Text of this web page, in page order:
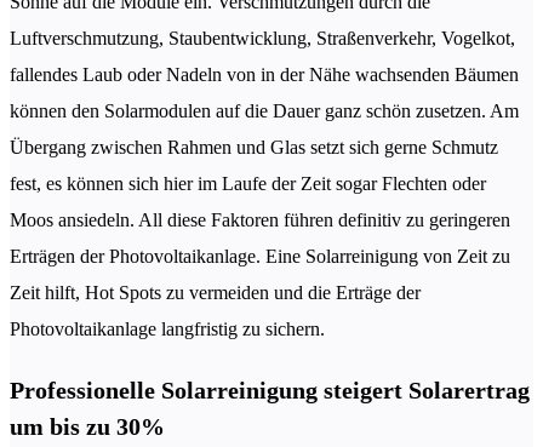
Luftverschmutzung, Staubentwicklung, Straßenverkehr, Vogelkot,
fallendes Laub oder Nadeln von in der Nähe wachsenden Bäumen
können den Solarmodulen auf die Dauer ganz schön zusetzen. Am
Übergang zwischen Rahmen und Glas setzt sich gerne Schmutz
fest, es können sich hier im Laufe der Zeit sogar Flechten oder
Moos ansiedeln. All diese Faktoren führen definitiv zu geringeren
Erträgen der Photovoltaikanlage. Eine Solarreinigung von Zeit zu
Zeit hilft, Hot Spots zu vermeiden und die Erträge der
Photovoltaikanlage langfristig zu sichern.
Professionelle Solarreinigung steigert Solarertrag
um bis zu 30%